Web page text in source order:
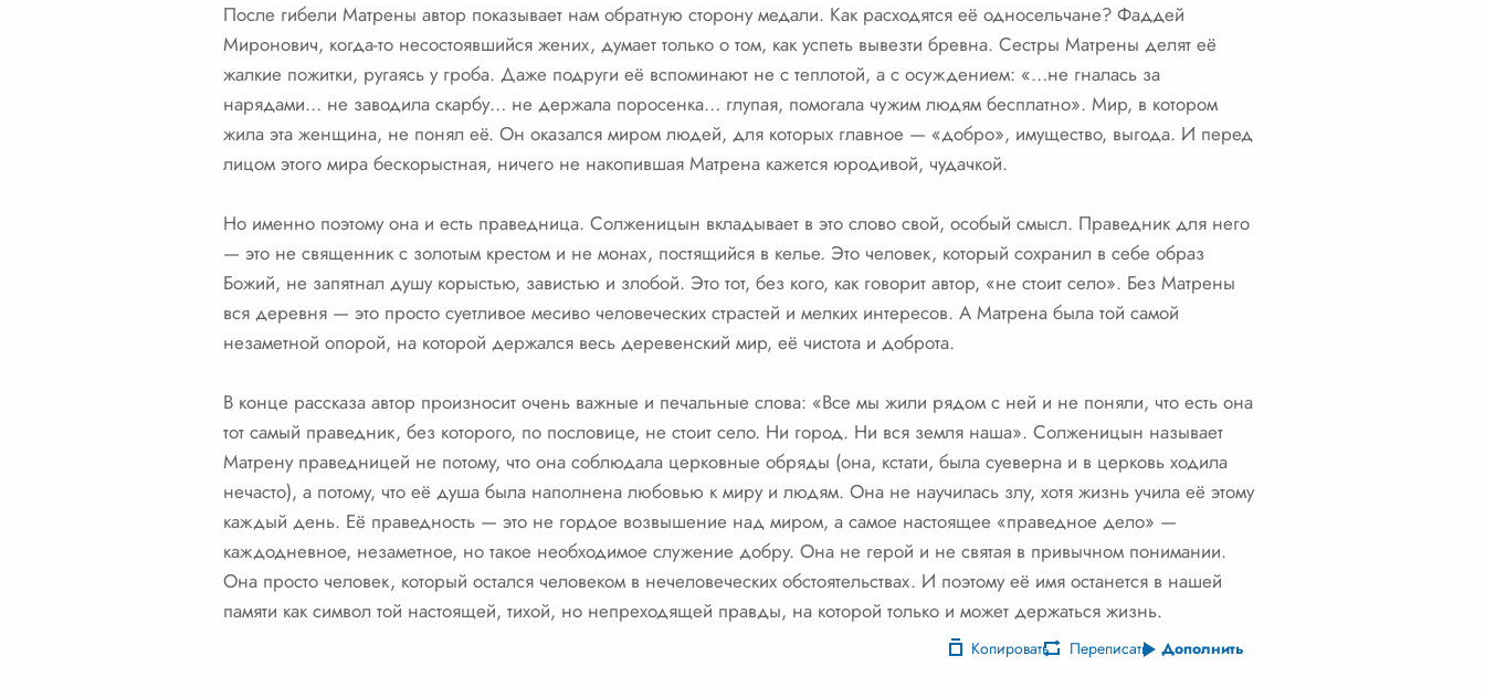
После гибели Матрены автор показывает нам обратную сторону медали. Как расходятся её односельчане? Фаддей
Миронович, когда-то несостоявшийся жених, думает только о том, как успеть вывезти бревна. Сестры Матрены делят её
жалкие пожитки, ругаясь у гроба. Даже подруги её вспоминают не с теплотой, а с осуждением: «…не гналась за
нарядами… не заводила скарбу… не держала поросенка… глупая, помогала чужим людям бесплатно». Мир, в котором
жила эта женщина, не понял её. Он оказался миром людей, для которых главное — «добро», имущество, выгода. И перед
лицом этого мира бескорыстная, ничего не накопившая Матрена кажется юродивой, чудачкой.
Но именно поэтому она и есть праведница. Солженицын вкладывает в это слово свой, особый смысл. Праведник для него
— это не священник с золотым крестом и не монах, постящийся в келье. Это человек, который сохранил в себе образ
Божий, не запятнал душу корыстью, завистью и злобой. Это тот, без кого, как говорит автор, «не стоит село». Без Матрены
вся деревня — это просто суетливое месиво человеческих страстей и мелких интересов. А Матрена была той самой
незаметной опорой, на которой держался весь деревенский мир, её чистота и доброта.
В конце рассказа автор произносит очень важные и печальные слова: «Все мы жили рядом с ней и не поняли, что есть она
тот самый праведник, без которого, по пословице, не стоит село. Ни город. Ни вся земля наша». Солженицын называет
Матрену праведницей не потому, что она соблюдала церковные обряды (она, кстати, была суеверна и в церковь ходила
нечасто), а потому, что её душа была наполнена любовью к миру и людям. Она не научилась злу, хотя жизнь учила её этому
каждый день. Её праведность — это не гордое возвышение над миром, а самое настоящее «праведное дело» —
каждодневное, незаметное, но такое необходимое служение добру. Она не герой и не святая в привычном понимании.
Она просто человек, который остался человеком в нечеловеческих обстоятельствах. И поэтому её имя останется в нашей
памяти как символ той настоящей, тихой, но непреходящей правды, на которой только и может держаться жизнь.
Копировать Переписать Дополнить